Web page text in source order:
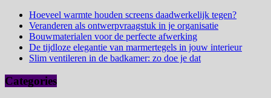
Hoeveel warmte houden screens daadwerkelijk tegen?
Veranderen als ontwerpvraagstuk in je organisatie
Bouwmaterialen voor de perfecte afwerking
De tijdloze elegantie van marmertegels in jouw interieur
Slim ventileren in de badkamer: zo doe je dat
Categories